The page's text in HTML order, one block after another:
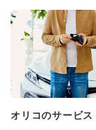
オリコのサービス